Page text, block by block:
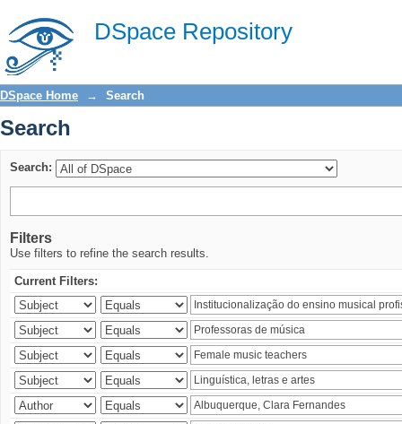
DSpace Repository
Search
DSpace Home → Search
Search
Search:
Filters
Use filters to refine the search results.
Current Filters: